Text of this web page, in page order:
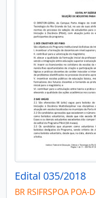
Edital 035/2018
BR RSIFRSPOA